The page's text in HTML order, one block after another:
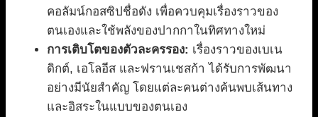
คอลัมน์กอสซิปชื่อดัง เพื่อควบคุมเรื่องราวของ
ตนเองและใช้พลังของปากกาในทิศทางใหม่
การเติบโตของตัวละครรอง: เรื่องราวของเบเน
ดิกต์, เอโลอีส และฟรานเชสก้า ได้รับการพัฒนา
อย่างมีนัยสำคัญ โดยแต่ละคนต่างค้นพบเส้นทาง
และอิสระในแบบของตนเอง